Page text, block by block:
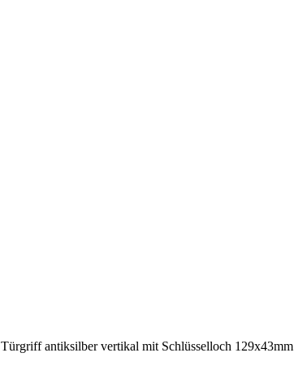
Türgriff antiksilber vertikal mit Schlüsselloch 129x43mm